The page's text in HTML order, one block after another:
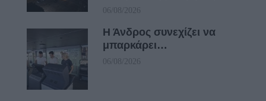
06/08/2026
Η Άνδρος συνεχίζει να
μπαρκάρει…
06/08/2026